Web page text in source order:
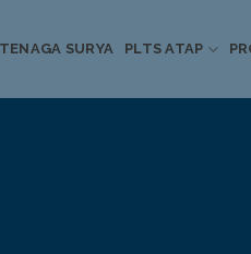
SURYA PLTS ATAP